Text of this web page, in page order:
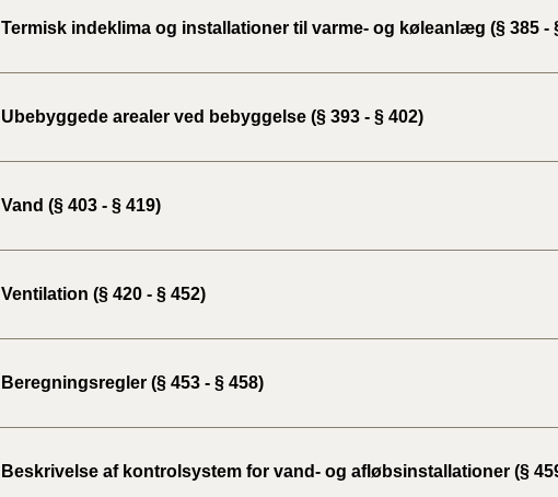
Termisk indeklima og installationer til varme- og køleanlæg (§ 385 -
Ubebyggede arealer ved bebyggelse (§ 393 - § 402)
Vand (§ 403 - § 419)
Ventilation (§ 420 - § 452)
Beregningsregler (§ 453 - § 458)
Beskrivelse af kontrolsystem for vand- og afløbsinstallationer (§